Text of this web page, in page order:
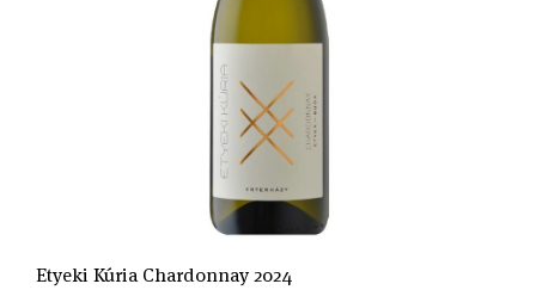
Etyeki Kúria Chardonnay 2024